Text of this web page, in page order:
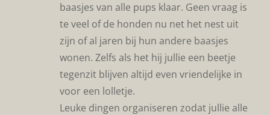
baasjes van alle pups klaar. Geen vraag is
te veel of de honden nu net het nest uit
zijn of al jaren bij hun andere baasjes
wonen. Zelfs als het hij jullie een beetje
tegenzit blijven altijd even vriendelijke in
voor een lolletje.
Leuke dingen organiseren zodat jullie alle